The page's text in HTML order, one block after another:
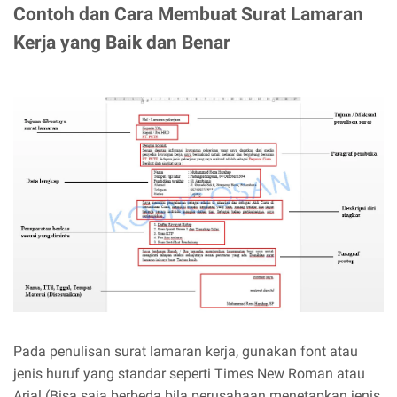
Contoh dan Cara Membuat Surat Lamaran
Kerja yang Baik dan Benar
Pada penulisan surat lamaran kerja, gunakan font atau
jenis huruf yang standar seperti Times New Roman atau